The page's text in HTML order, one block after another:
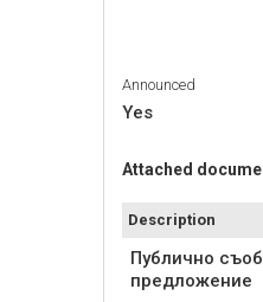
Announced
Yes
Attached
Description
Публично
предложение